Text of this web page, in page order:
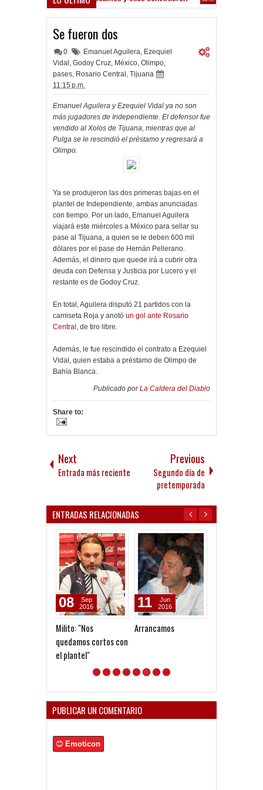
Se fueron dos
0 Emanuel Aguilera, Ezequiel
Vidal , Godoy Cruz, México, Olimpo,
pases, Rosario Central , Tijuana
11:15 p.m.
Emanuel Aguilera y Ezequiel Vidal ya no son
más jugadores de Independiente. El defensor fue
vendido al Xolos de Tijuana, mientras que al
Pulga se le rescindió el préstamo y regresará a
Olimpo.
Ya se produjeron las dos primeras bajas en el
plantel de Independiente, ambas anunciadas
con tiempo. Por un lado, Emanuel Aguilera
viajará este miércoles a México para sellar su
pase al Tijuana, a quien se le deben 600 mil
dólares por el pase de Hernán Pellerano.
Además, el dinero que quede irá a cubrir otra
deuda con Defensa y Justicia por Lucero y el
restante es de Godoy Cruz.
En total, Aguilera disputó 21 partidos con la
camiseta Roja y anotó un gol ante Rosario
Central , de tiro libre.
Además, le fue rescindido el contrato a Ezequiel
Vidal, quien estaba a préstamo de Olimpo de
Bahía Blanca.
Publicado porLa Caldera del Diablo
Share to:
Next
Entrada más reciente
Previous
Segundo día de
pretemporada
ENTRADAS RELACIONADAS
Milito: "Nos
quedamos cortos con
el plantel"
08
Sep
2016
Arrancamos
11
Jun
2016
PUBLICAR UN COMENTARIO
Emoticon